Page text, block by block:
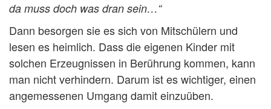
da muss doch was dran sein…“
Dann besorgen sie es sich von Mitschülern und
lesen es heimlich. Dass die eigenen Kinder mit
solchen Erzeugnissen in Berührung kommen, kann
man nicht verhindern. Darum ist es wichtiger, einen
angemessenen Umgang damit einzuüben.